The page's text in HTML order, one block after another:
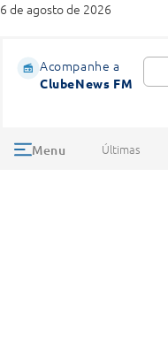
6 de agosto de 2026
Acompanhe a
ClubeNews FM
Menu Últimas